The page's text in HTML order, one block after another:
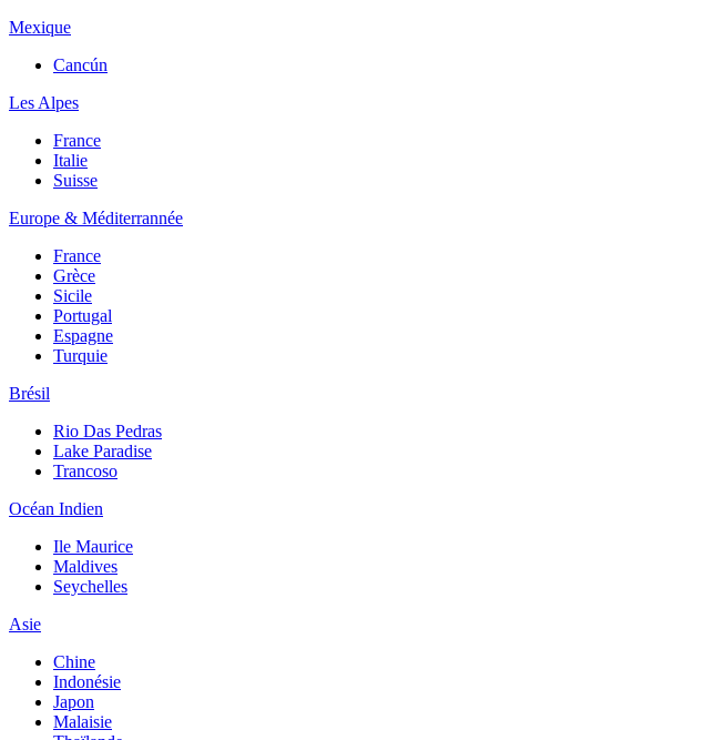
Mexique
Cancún
Les Alpes
France
Italie
Suisse
Europe & Méditerrannée
France
Grèce
Sicile
Portugal
Espagne
Turquie
Brésil
Rio Das Pedras
Lake Paradise
Trancoso
Océan Indien
Ile Maurice
Maldives
Seychelles
Asie
Chine
Indonésie
Japon
Malaisie